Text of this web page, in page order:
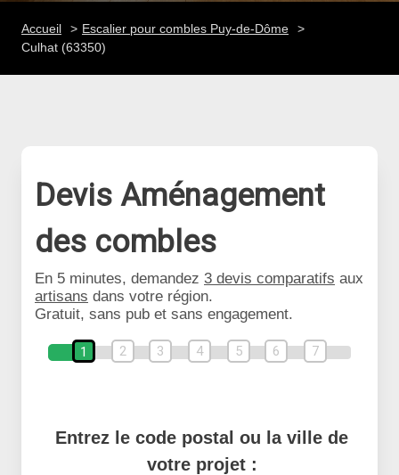
Accueil
Escalier pour combles Puy-de-Dôme
Culhat (63350)
Devis Aménagement
des combles
En 5 minutes, demandez 3 devis comparatifs aux
artisans dans votre région.
Gratuit, sans pub et sans engagement.
1 2 3 4 5 6 7
Entrez le code postal ou la ville de
votre projet :